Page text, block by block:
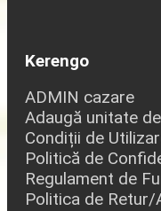
Kerengo
ADMIN cazare
Adaugă unitate
Condiții de
Politică de
Regulament de
Politica de Retur/